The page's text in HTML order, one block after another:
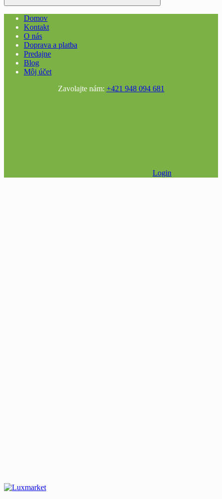
Domov
Kontakt
O nás
Doprava a platba
Predajne
Blog
Môj účet
Zavolajte nám: +421 948 094 681
Login